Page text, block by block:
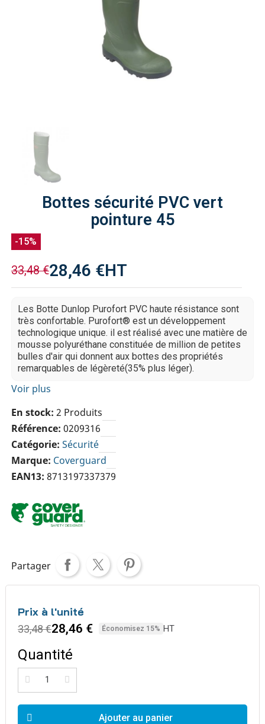
Bottes sécurité PVC vert
pointure 45
-15%
33,48 €28,46 €HT
Les Botte Dunlop Purofort PVC haute résistance sont
très confortable. Purofort® est un développement
technologique unique. il est réalisé avec une matière de
mousse polyuréthane constituée de million de petites
bulles d'air qui donnent aux bottes des propriétés
remarquables de légèreté(35% plus léger).
Voir plus
En stock 2 Produits
Référence 0209316
Catégorie Sécurité
Marque Coverguard
EAN13 8713197337379
Partager
Prix à l'unité
33,48 €28,46 € Économisez 15% HT
Quantité
Ajouter au panier